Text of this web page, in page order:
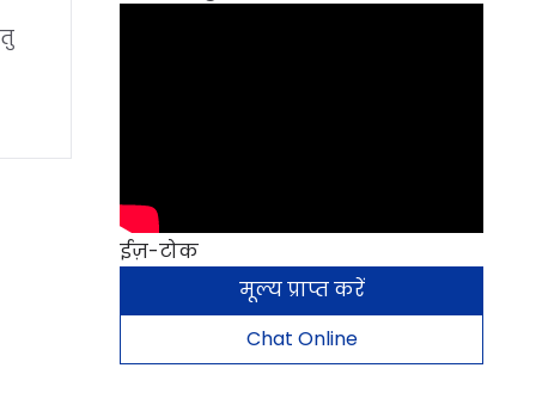
ईज़-टोक
मूल्य प्राप्त करें
Chat Online